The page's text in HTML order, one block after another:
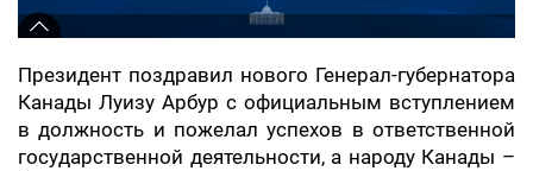
Президент поздравил нового Генерал-губернатора
Канады Луизу Арбур с официальным вступлением
в должность и пожелал успехов в ответственной
государственной деятельности, а народу Канады –